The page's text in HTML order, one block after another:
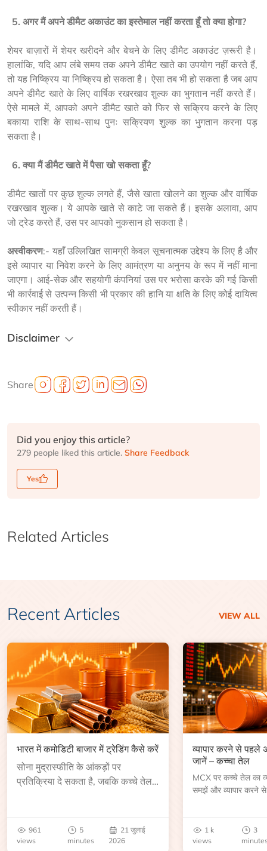
5. अगर मैं अपने डीमैट अकाउंट का इस्तेमाल नहीं करता हूँ तो क्या होगा?
शेयर बाज़ारों में शेयर खरीदने और बेचने के लिए डीमैट अकाउंट ज़रूरी है।
हालांकि, यदि आप लंबे समय तक अपने डीमैट खाते का उपयोग नहीं करते हैं,
तो यह निष्क्रिय या निष्क्रिय हो सकता है। ऐसा तब भी हो सकता है जब आप
अपने डीमैट खाते के लिए वार्षिक रखरखाव शुल्क का भुगतान नहीं करते हैं।
ऐसे मामले में, आपको अपने डीमैट खाते को फिर से सक्रिय करने के लिए
बकाया राशि के साथ-साथ पुनः सक्रियण शुल्क का भुगतान करना पड़
सकता है।
6. क्या मैं डीमैट खाते में पैसा खो सकता हूँ?
डीमैट खातों पर कुछ शुल्क लगते हैं, जैसे खाता खोलने का शुल्क और वार्षिक
रखरखाव शुल्क। ये आपके खाते से काटे जा सकते हैं। इसके अलावा, आप
जो ट्रेड करते हैं, उस पर आपको नुकसान हो सकता है।
अस्वीकरण:- यहाँ उल्लिखित सामग्री केवल सूचनात्मक उद्देश्य के लिए है और
इसे व्यापार या निवेश करने के लिए आमंत्रण या अनुनय के रूप में नहीं माना
जाएगा। आई-सेक और सहयोगी कंपनियां उस पर भरोसा करके की गई किसी
भी कार्रवाई से उत्पन्न किसी भी प्रकार की हानि या क्षति के लिए कोई दायित्व
स्वीकार नहीं करती हैं।
Disclaimer
Share
Did you enjoy this article?
279 people liked this article. Share Feedback
Yes
Related Articles
Recent Articles VIEW ALL
भारत में कमोडिटी बाजार में ट्रेडिंग कैसे करें
सोना मुद्रास्फीति के आंकड़ों पर
प्रतिक्रिया दे सकता है, जबकि कच्चे तेल
961
views
5
minutes
21 जुलाई
2026
व्यापार करने से पहले
जानें – कच्चा तेल
MCX पर कच्चे तेल का
समझें और व्यापार करने
जानें।1 k
views
3